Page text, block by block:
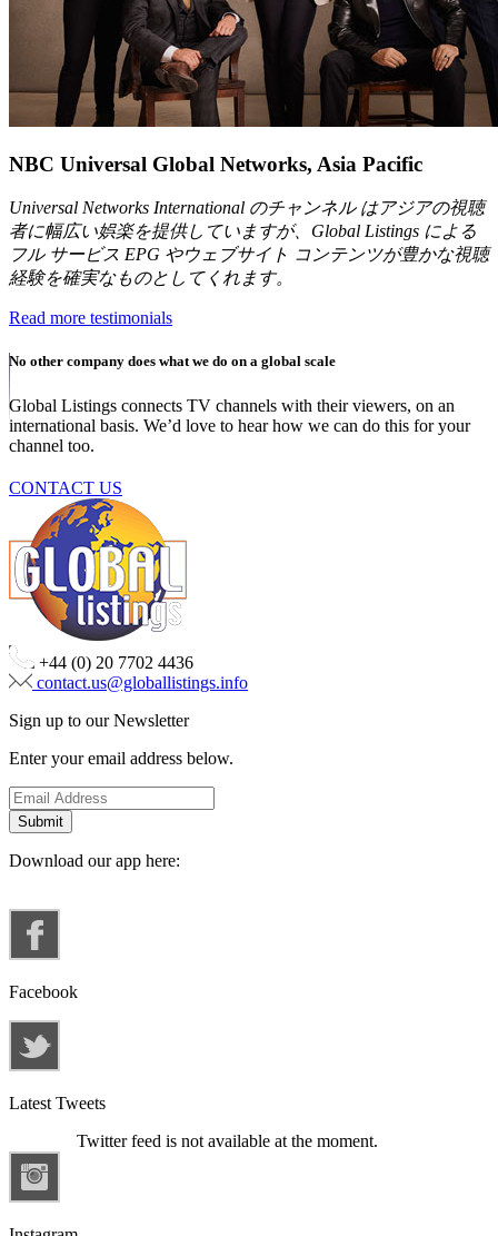
NBC Universal Global Networks, Asia Pacific
Universal Networks International のチャンネル はアジアの視聴
者に幅広い娯楽を提供していますが、Global Listings による
フル サービス EPG やウェブサイト コンテンツが豊かな視聴
経験を確実なものとしてくれます。
Read more testimonials
No other company does what we do on a global scale
Global Listings connects TV channels with their viewers, on an
international basis. We’d love to hear how we can do this for your
channel too.
CONTACT US
+44 (0) 20 7702 4436
contact.us@globallistings.info
Sign up to our Newsletter
Enter your email address below.
Download our app here:
Facebook
Latest Tweets
Twitter feed is not available at the moment.